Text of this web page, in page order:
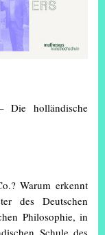
Die holländische
Warum erkennt
des Deutschen
Philosophie, in
Schule des